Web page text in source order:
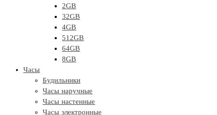
2GB
32GB
4GB
512GB
64GB
8GB
Часы
Будильники
Часы наручные
Часы настенные
Часы электронные